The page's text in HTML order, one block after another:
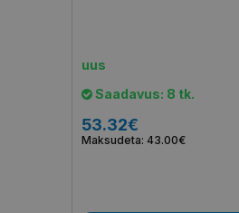
uus
Saadavus: 8 tk.
53.32€
Maksudeta: 43.00€